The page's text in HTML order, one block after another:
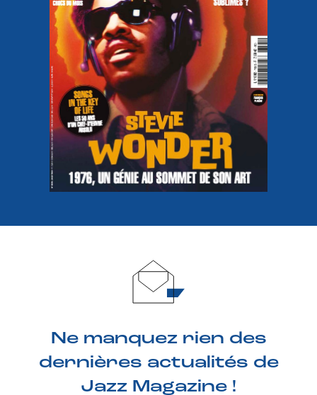
Ne manquez rien des
dernières actualités de
Jazz Magazine !